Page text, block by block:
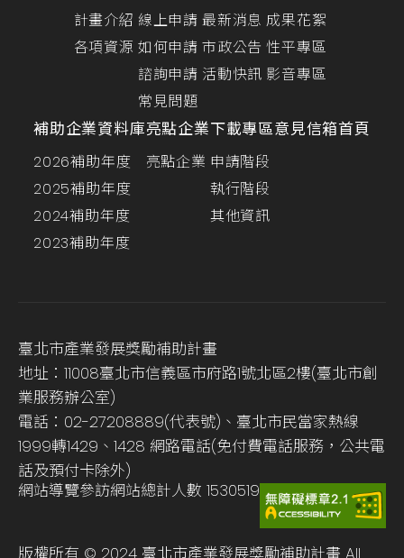
計畫介紹
各項資源
線上申請
如何申請
諮詢申請
常見問題
最新消息
市政公告
活動快訊
成果花絮
性平專區
影音專區
補助企業資料庫
2026補助年度
2025補助年度
2024補助年度
2023補助年度
亮點企業
亮點企業
下載專區
申請階段
執行階段
其他資訊
意見信箱首頁
臺北市產業發展獎勵補助計畫
地址：11008臺北市信義區市府路1號北區2樓(臺北市創
業服務辦公室)
電話：02-27208889(代表號)、臺北市民當家熱線
1999轉1429、1428 網路電話(免付費電話服務，公共電
話及預付卡除外)
網站導覽參訪網站總計人數 1530519